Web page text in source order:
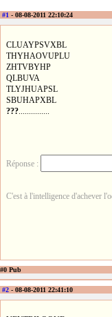
#1 - 08-08-2011 22:10:24
CLUAYPSVXBL
THYHAOVUPLU
ZHTVBYHP
QLBUVA
TLYJHUAPSL
SBUHAPXBL
???
Réponse :
C'est à l'intelligence d'achever
#0 Pub
#2 - 08-08-2011 22:41:10